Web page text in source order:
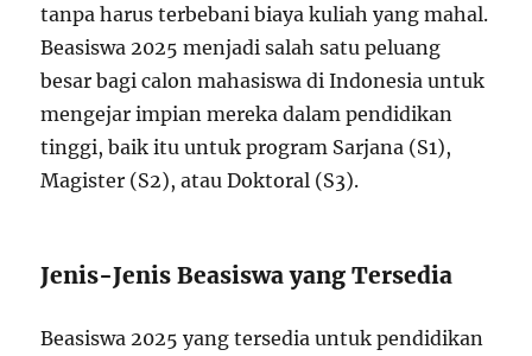
tanpa harus terbebani biaya kuliah yang mahal.
Beasiswa 2025 menjadi salah satu peluang
besar bagi calon mahasiswa di Indonesia untuk
mengejar impian mereka dalam pendidikan
tinggi, baik itu untuk program Sarjana (S1),
Magister (S2), atau Doktoral (S3).
Jenis-Jenis Beasiswa yang Tersedia
Beasiswa 2025 yang tersedia untuk pendidikan